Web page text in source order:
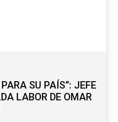
SU PAÍS”: JEFE
LABOR DE OMAR